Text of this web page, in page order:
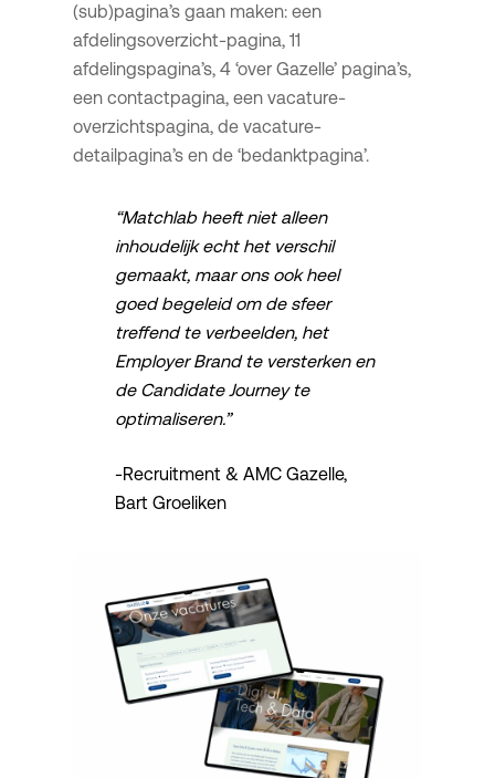
(sub)pagina’s gaan maken: een
afdelingsoverzicht-pagina, 11
afdelingspagina’s, 4 ‘over Gazelle’ pagina’s,
een contactpagina, een vacature-
overzichtspagina, de vacature-
detailpagina’s en de ‘bedanktpagina’.
“Matchlab heeft niet alleen
inhoudelijk echt het verschil
gemaakt, maar ons ook heel
goed begeleid om de sfeer
treffend te verbeelden, het
Employer Brand te versterken en
de Candidate Journey te
optimaliseren.”
-Recruitment & AMC Gazelle,
Bart Groeliken